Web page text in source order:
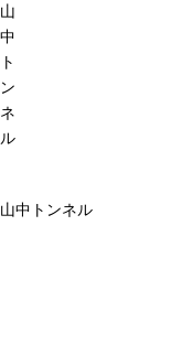
山
中
ト
ン
ネ
ル
山中トンネル